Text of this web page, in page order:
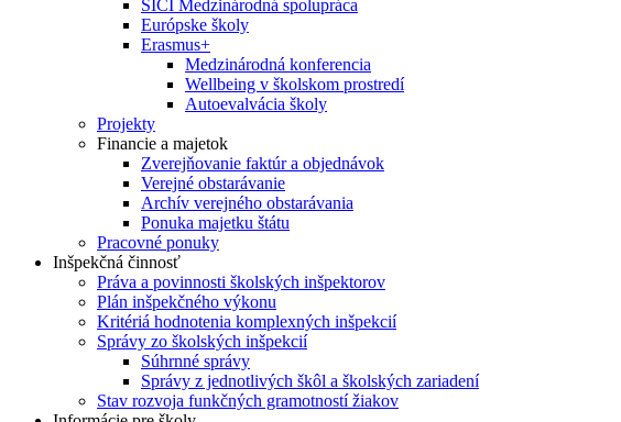
SICI Medzinárodná spolupráca
Európske školy
Erasmus+
Medzinárodná konferencia
Wellbeing v školskom prostredí
Autoevalvácia školy
Projekty
Financie a majetok
Zverejňovanie faktúr a objednávok
Verejné obstarávanie
Archív verejného obstarávania
Ponuka majetku štátu
Pracovné ponuky
Inšpekčná činnosť
Práva a povinnosti školských inšpektorov
Plán inšpekčného výkonu
Kritériá hodnotenia komplexných inšpekcií
Správy zo školských inšpekcií
Súhrnné správy
Správy z jednotlivých škôl a školských zariadení
Stav rozvoja funkčných gramotností žiakov